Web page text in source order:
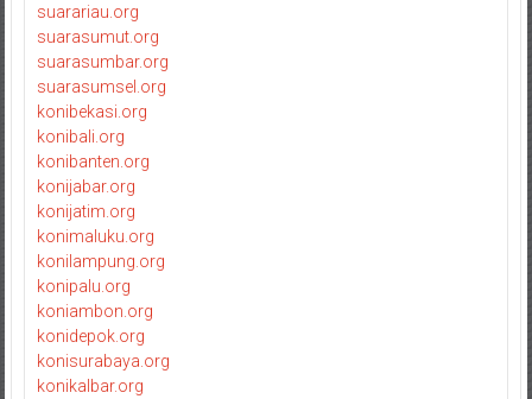
suarariau.org
suarasumut.org
suarasumbar.org
suarasumsel.org
konibekasi.org
konibali.org
konibanten.org
konijabar.org
konijatim.org
konimaluku.org
konilampung.org
konipalu.org
koniambon.org
konidepok.org
konisurabaya.org
konikalbar.org